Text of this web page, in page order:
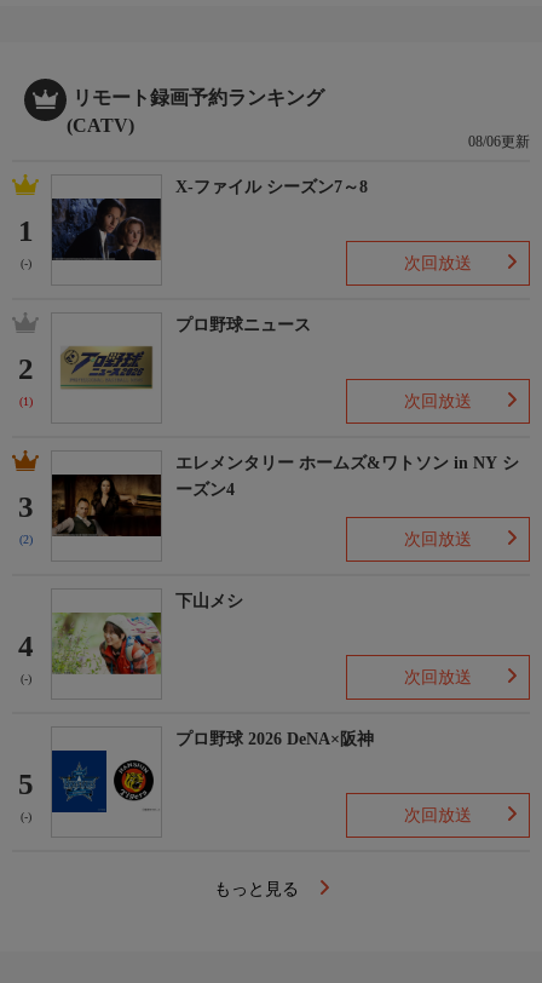
リモート録画予約ランキング
(CATV)
08/06更新
1
(-)
X-ファイル シーズン7～8
次回放送
2
(1)
プロ野球ニュース
次回放送
3
(2)
エレメンタリー ホームズ&ワトソン in NY シ
ーズン4
次回放送
4
(-)
下山メシ
次回放送
5
(-)
プロ野球 2026 DeNA×阪神
次回放送
もっと見る